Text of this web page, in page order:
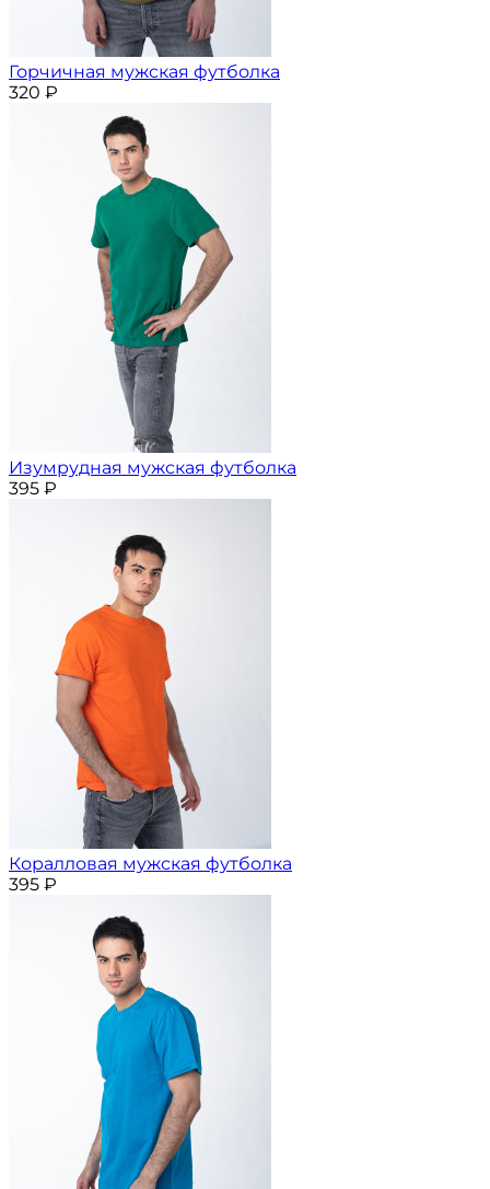
Горчичная мужская футболка
320 ₽
Изумрудная мужская футболка
395 ₽
Коралловая мужская футболка
395 ₽